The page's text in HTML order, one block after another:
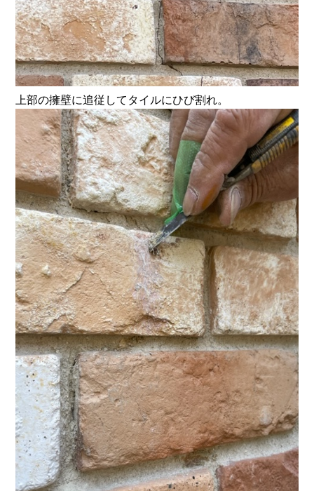
上部の擁壁に追従してタイルにひび割れ。